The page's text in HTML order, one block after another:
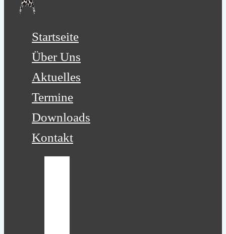
Startseite
Über Uns
Aktuelles
Termine
Downloads
Kontakt